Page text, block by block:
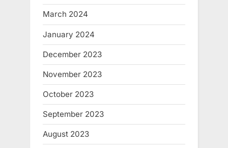
March 2024
January 2024
December 2023
November 2023
October 2023
September 2023
August 2023